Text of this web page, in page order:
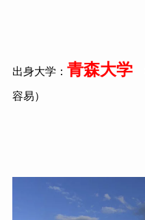
出身大学： 青森大学
容易）